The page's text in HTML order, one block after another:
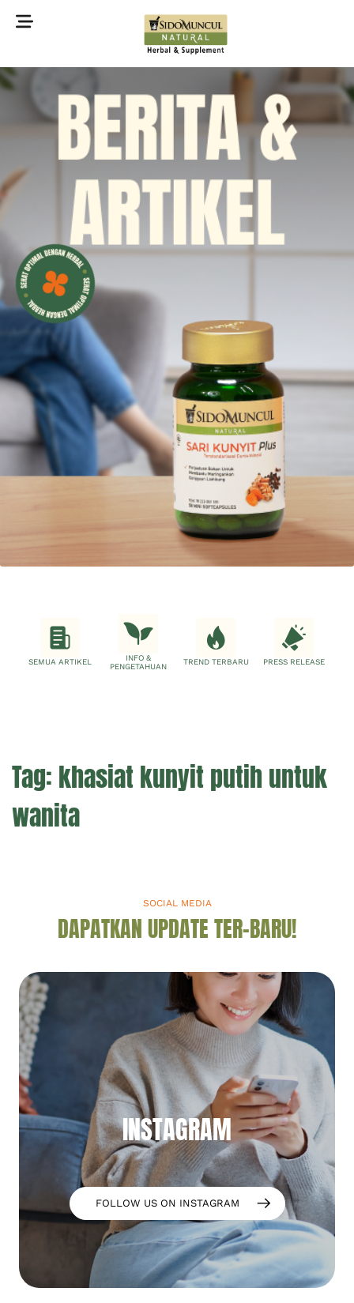
©2022 Sidomuncul Natural All right reserved
SEMUA ARTIKEL
INFO &
PENGETAHUAN
TREND TERBARU PRESS RELEASE
Tag: khasiat kunyit putih untuk
wanita
SOCIAL MEDIA
DAPATKAN UPDATE TER-BARU!
INSTAGRAM
FOLLOW US ON INSTAGRAM